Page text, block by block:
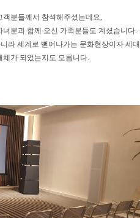
분들께서 참석해주셨는데요,
분과 함께 오신 가족분들도 계셨습니다.
라 세계로 뻗어나가는 문화현상이자 세대
가 되었는지도 모릅니다.